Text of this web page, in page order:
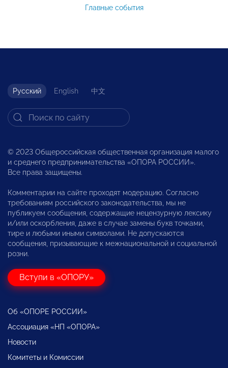
Главные события
Русский English 中文
© 2023 Общероссийская общественная организация малого
и среднего предпринимательства «ОПОРА РОССИИ».
Все права защищены.
Комментарии на сайте проходят модерацию. Согласно
требованиям российского законодательства, мы не
публикуем сообщения, содержащие нецензурную лексику
и/или оскорбления, даже в случае замены букв точками,
тире и любыми иными символами. Не допускаются
сообщения, призывающие к межнациональной и социальной
розни.
Вступи в «ОПОРУ»
Об «ОПОРЕ РОССИИ»
Ассоциация «НП «ОПОРА»
Новости
Комитеты и Комиссии